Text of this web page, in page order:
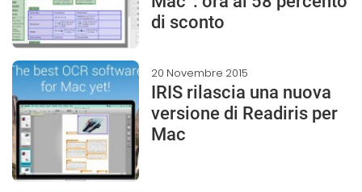
di sconto
20 Novembre 2015
IRIS rilascia una nuova
versione di Readiris per
Mac